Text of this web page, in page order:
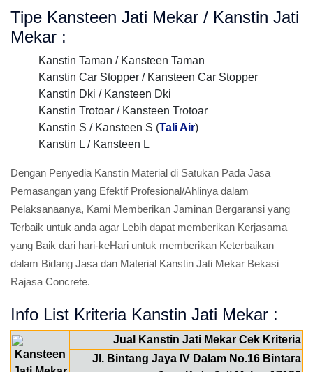
Tipe Kansteen Jati Mekar / Kanstin Jati
Mekar :
Kanstin Taman / Kansteen Taman
Kanstin Car Stopper / Kansteen Car Stopper
Kanstin Dki / Kansteen Dki
Kanstin Trotoar / Kansteen Trotoar
Kanstin S / Kansteen S (Tali Air)
Kanstin L / Kansteen L
Dengan Penyedia Kanstin Material di Satukan Pada Jasa
Pemasangan yang Efektif Profesional/Ahlinya dalam
Pelaksanaanya, Kami Memberikan Jaminan Bergaransi yang
Terbaik untuk anda agar Lebih dapat memberikan Kerjasama
yang Baik dari hari-keHari untuk memberikan Keterbaikan
dalam Bidang Jasa dan Material Kanstin Jati Mekar Bekasi
Rajasa Concrete.
Info List Kriteria Kanstin Jati Mekar :
Jual Kanstin Jati Mekar Cek Kriteria
Jl. Bintang Jaya IV Dalam No.16 Bintara